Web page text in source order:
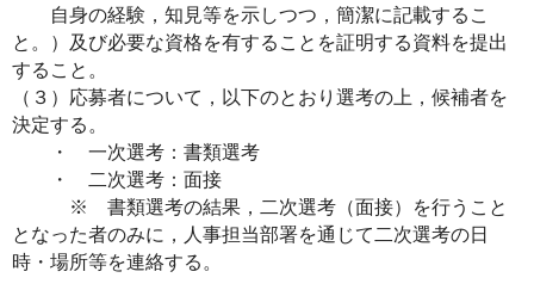
自身の経験，知見等を示しつつ，簡潔に記載するこ
と。）及び必要な資格を有することを証明する資料を提出
すること。
（３）応募者について，以下のとおり選考の上，候補者を
決定する。
・ 一次選考：書類選考
・ 二次選考：面接
※ 書類選考の結果，二次選考（面接）を行うこと
となった者のみに，人事担当部署を通じて二次選考の日
時・場所等を連絡する。